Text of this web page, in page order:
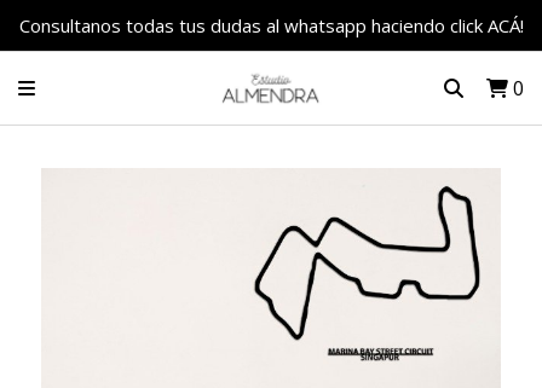
Consultanos todas tus dudas al whatsapp haciendo click ACÁ!
0